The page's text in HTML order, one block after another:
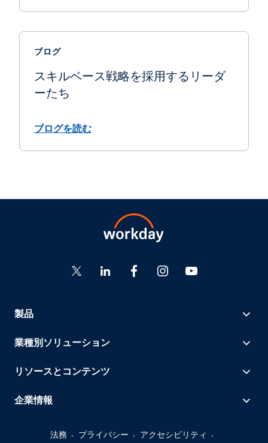
ブログ
スキルベース戦略を採用するリーダ
ーたち
ブログを読む
製品
業種別ソリューション
リソースとコンテンツ
企業情報
法務 プライバシー アクセシビリティ